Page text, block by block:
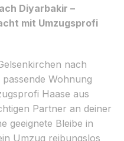
Diyarbakir –
mit Umzugsprofi
nach
Wohnung
Haase aus
Partner an deiner
geeignete Bleibe in
Umzug reibungslos